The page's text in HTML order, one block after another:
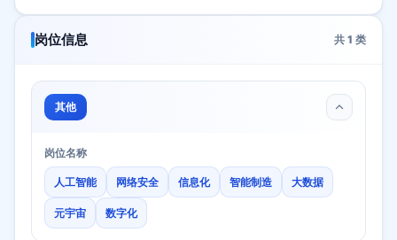
岗位信息 共 1 类
其他
岗位名称
人工智能 网络安全 信息化 智能制造 大数据
元宇宙 数字化